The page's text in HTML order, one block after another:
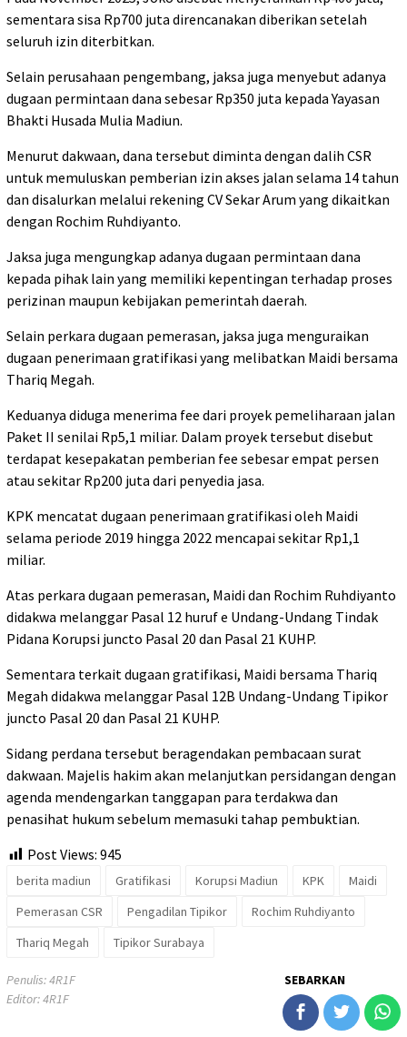
sementara sisa Rp700 juta direncanakan diberikan setelah
seluruh izin diterbitkan.
Selain perusahaan pengembang, jaksa juga menyebut adanya
dugaan permintaan dana sebesar Rp350 juta kepada Yayasan
Bhakti Husada Mulia Madiun.
Menurut dakwaan, dana tersebut diminta dengan dalih CSR
untuk memuluskan pemberian izin akses jalan selama 14 tahun
dan disalurkan melalui rekening CV Sekar Arum yang dikaitkan
dengan Rochim Ruhdiyanto.
Jaksa juga mengungkap adanya dugaan permintaan dana
kepada pihak lain yang memiliki kepentingan terhadap proses
perizinan maupun kebijakan pemerintah daerah.
Selain perkara dugaan pemerasan, jaksa juga menguraikan
dugaan penerimaan gratifikasi yang melibatkan Maidi bersama
Thariq Megah.
Keduanya diduga menerima fee dari proyek pemeliharaan jalan
Paket II senilai Rp5,1 miliar. Dalam proyek tersebut disebut
terdapat kesepakatan pemberian fee sebesar empat persen
atau sekitar Rp200 juta dari penyedia jasa.
KPK mencatat dugaan penerimaan gratifikasi oleh Maidi
selama periode 2019 hingga 2022 mencapai sekitar Rp1,1
miliar.
Atas perkara dugaan pemerasan, Maidi dan Rochim Ruhdiyanto
didakwa melanggar Pasal 12 huruf e Undang-Undang Tindak
Pidana Korupsi juncto Pasal 20 dan Pasal 21 KUHP.
Sementara terkait dugaan gratifikasi, Maidi bersama Thariq
Megah didakwa melanggar Pasal 12B Undang-Undang Tipikor
juncto Pasal 20 dan Pasal 21 KUHP.
Sidang perdana tersebut beragendakan pembacaan surat
dakwaan. Majelis hakim akan melanjutkan persidangan dengan
agenda mendengarkan tanggapan para terdakwa dan
penasihat hukum sebelum memasuki tahap pembuktian.
Post Views: 945
berita madiun Gratifikasi Korupsi Madiun KPK
Maidi
Pemerasan CSR
Pengadilan Tipikor
Rochim Ruhdiyanto
Thariq Megah
Tipikor Surabaya
Penulis: 4R1F
Editor: 4R1F
SEBARKAN